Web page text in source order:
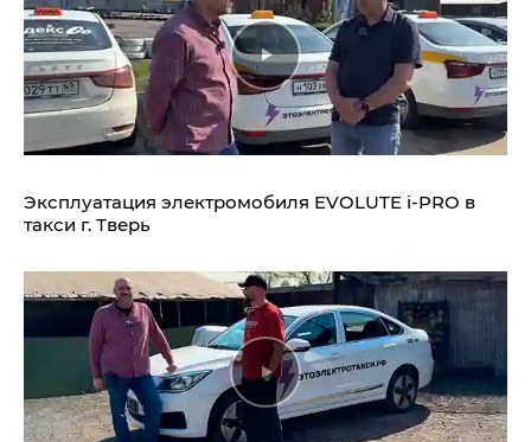
Эксплуатация электромобиля EVOLUTE i‑PRO в
такси г. Тверь